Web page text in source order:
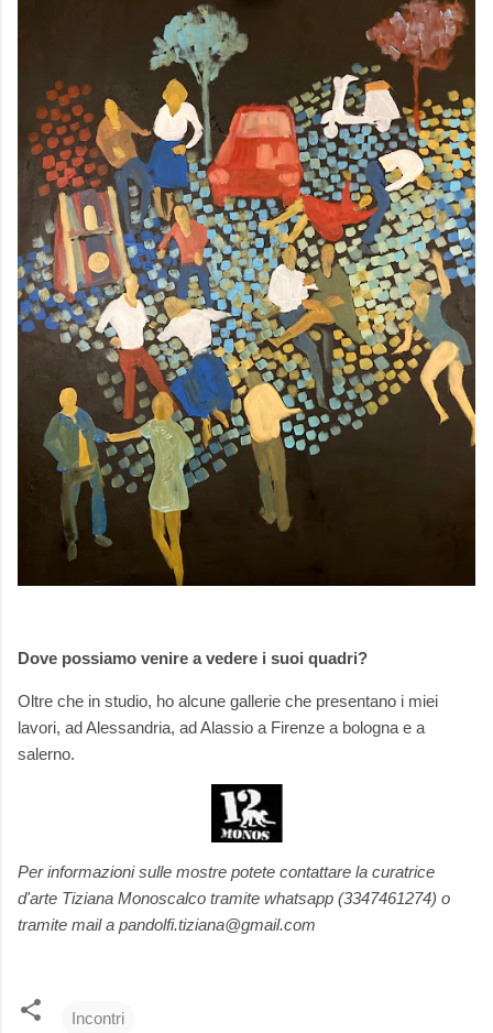
Dove possiamo venire a vedere i suoi quadri?
Oltre che in studio, ho alcune gallerie che presentano i miei
lavori, ad Alessandria, ad Alassio a Firenze a bologna e a
salerno.
Per informazioni sulle mostre potete contattare la curatrice
d'arte Tiziana Monoscalco tramite whatsapp (3347461274) o
tramite mail a pandolfi.tiziana@gmail.com
Incontri